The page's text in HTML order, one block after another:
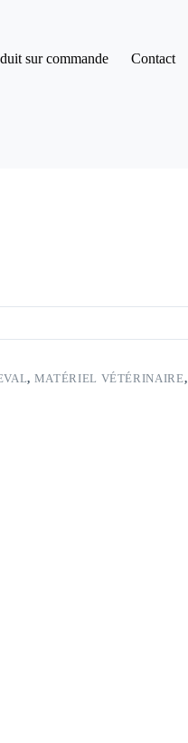
sur commande Contact
, MATÉRIEL VÉTÉRINAIRE,